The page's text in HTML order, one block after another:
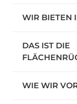
WIR BIETEN
DAS IST DIE
WIE WIR